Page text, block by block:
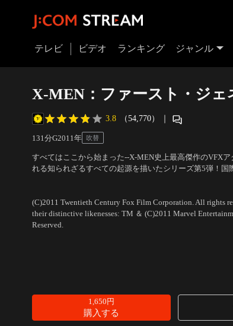
テレビ ビデオ ランキング ジャンル
X-MEN：ファースト・ジェ
3.8 （54,770） ｜
131分G2011 年 吹替
すべてはここから始まった--X-MEN史上最高傑作のVFX
れる知られざるすべての起源を描いたシリーズ第5弾！国
(C)2011 Twentieth Century Fox Film Corporation. All rights
their distinctive likenesses: TM ＆ (C)2011 Marvel
Reserved.
1,650円
購入する